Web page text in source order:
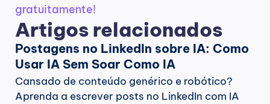
gratuitamente!
Artigos relacionados
Postagens no LinkedIn sobre IA: Como
Usar IA Sem Soar Como IA
Cansado de conteúdo genérico e robótico?
Aprenda a escrever posts no LinkedIn com IA